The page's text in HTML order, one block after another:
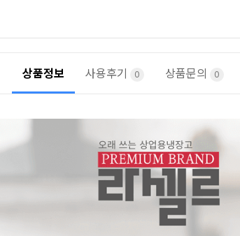
상품정보 사용후기 0 상품문의 0